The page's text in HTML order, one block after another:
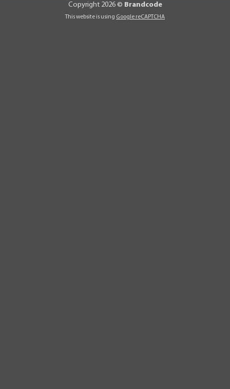
Copyright 2026 © Brandcode
This website is using Google reCAPTCHA